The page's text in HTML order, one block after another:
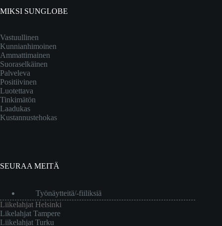
MIKSI SUNGLOBE
Vastuullinen
Kunnianhimoinen
Ammattimainen
Suoraselkäinen
Palveleva
Positiivinen
Luotettava
Tinkimätön
Laadukas
Kustannustehokas
SEURAA MEITÄ
Työnäytteitä/-fiiliksiä
Liikelahjat Helsinki
Likelahjat Tampere
Liikelahjat Turku